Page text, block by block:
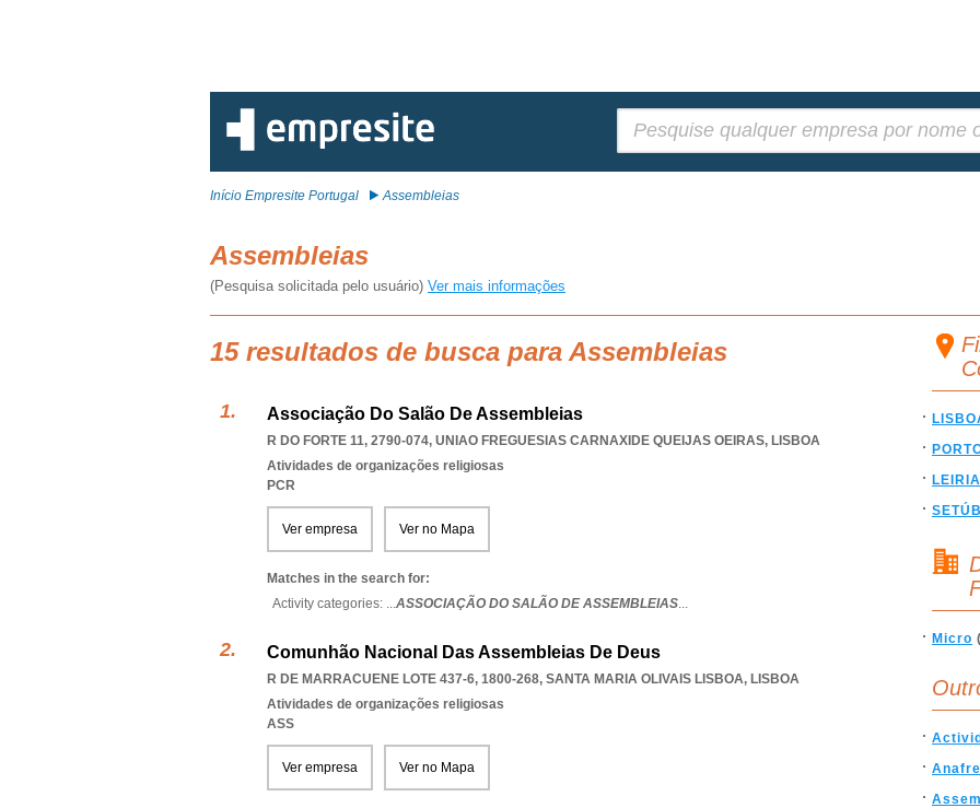
Início Empresite Portugal Assembleias
Assembleias
(Pesquisa solicitada pelo usuário) Ver mais informações
15 resultados de busca para Assembleias
Associação Do Salão De Assembleias
R DO FORTE 11, 2790-074, UNIAO FREGUESIAS CARNAXIDE QUEIJAS OEIRAS, LISBOA
Atividades de organizações religiosas
PCR
Ver empresa Ver no Mapa
Matches in the search for:
Activity categories: ...ASSOCIAÇÃO DO SALÃO DE ASSEMBLEIAS...
Comunhão Nacional Das Assembleias De Deus
R DE MARRACUENE LOTE 437-6, 1800-268, SANTA MARIA OLIVAIS LISBOA, LISBOA
Atividades de organizações religiosas
ASS
Ver empresa Ver no Mapa
LEIRIA
Micro
Anafre